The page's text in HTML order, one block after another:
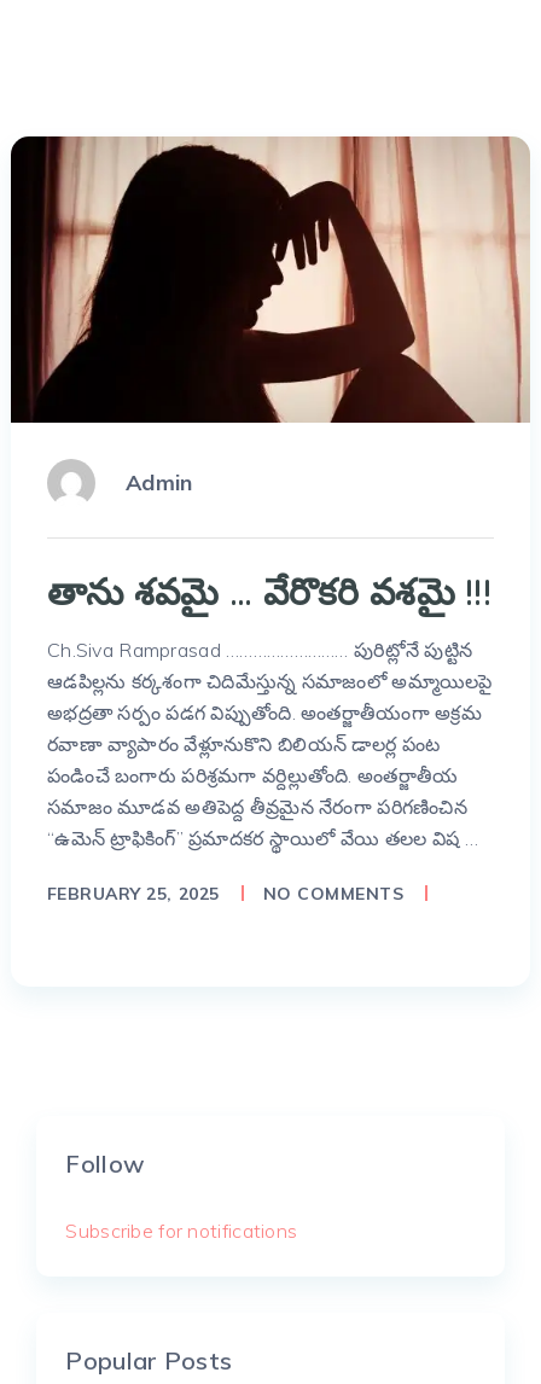
Admin
తాను శవమై … వేరొకరి వశమై !!!
Ch.Siva Ramprasad ……………………… పురిట్లోనే పుట్టిన
ఆడపిల్లను కర్కశంగా చిదిమేస్తున్న సమాజంలో అమ్మాయిలపై
అభద్రతా సర్పం పడగ విప్పుతోంది. అంతర్జాతీయంగా అక్రమ
రవాణా వ్యాపారం వేళ్లూనుకొని బిలియన్ డాలర్ల పంట
పండించే బంగారు పరిశ్రమగా వర్దిల్లుతోంది. అంతర్జాతీయ
సమాజం మూడవ అతిపెద్ద తీవ్రమైన నేరంగా పరిగణించిన
“ఉమెన్‌ ట్రాఫికింగ్‌” ప్రమాదకర స్థాయిలో వేయి తలల విష …
FEBRUARY 25, 2025 NO COMMENTS
Follow
Subscribe for notifications
Popular Posts